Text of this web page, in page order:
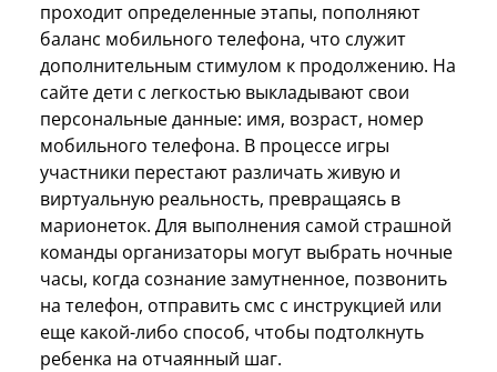
проходит определенные этапы, пополняют
баланс мобильного телефона, что служит
дополнительным стимулом к продолжению. На
сайте дети с легкостью выкладывают свои
персональные данные: имя, возраст, номер
мобильного телефона. В процессе игры
участники перестают различать живую и
виртуальную реальность, превращаясь в
марионеток. Для выполнения самой страшной
команды организаторы могут выбрать ночные
часы, когда сознание замутненное, позвонить
на телефон, отправить смс с инструкцией или
еще какой-либо способ, чтобы подтолкнуть
ребенка на отчаянный шаг.